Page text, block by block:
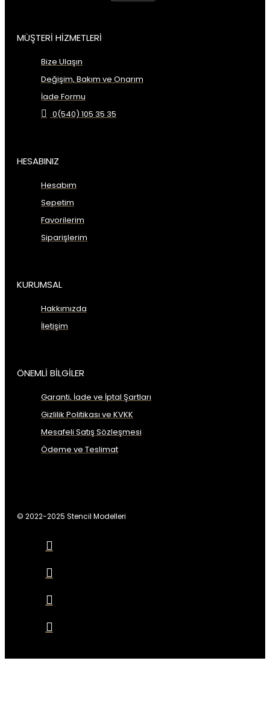
MÜŞTERİ HİZMETLERİ
Bize Ulaşın
Değişim, Bakım ve Onarım
İade Formu
0(540) 105 35 35
HESABINIZ
Hesabım
Sepetim
Favorilerim
Siparişlerim
KURUMSAL
Hakkımızda
İletişim
ÖNEMLİ BİLGİLER
Garanti, İade ve İptal Şartları
Gizlilik Politikası ve KVKK
Mesafeli Satış Sözleşmesi
Ödeme ve Teslimat
© 2022-2025 Stencil Modelleri